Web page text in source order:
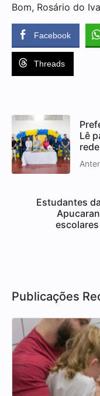
Bom, Rosário do
Facebook
Threads
Lê
Estudantes
Publicações